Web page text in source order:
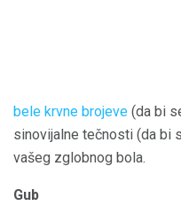
bele krvne brojeve (da bi
sinovijalne tečnosti (da bi
vašeg zglobnog bola.
Gub